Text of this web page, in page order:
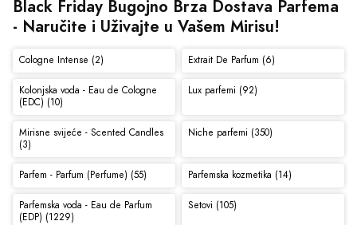
Black Friday Bugojno Brza Dostava Parfema
- Naručite i Uživajte u Vašem Mirisu!
Cologne Intense (2) Extrait De Parfum (6)
Kolonjska voda - Eau de Cologne
(EDC) (10)
Lux parfemi (92)
Mirisne svijeće - Scented Candles
(3)
Niche parfemi (350)
Parfem - Parfum (Perfume) (55) Parfemska kozmetika (14)
Parfemska voda - Eau de Parfum
(EDP) (1229)
Setovi (105)